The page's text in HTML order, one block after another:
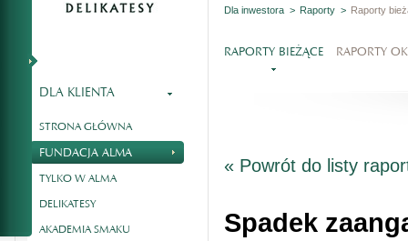
DLA KLIENTA
STRONA GŁÓWNA
FUNDACJA ALMA
TYLKO W ALMA
DELIKATESY
AKADEMIA SMAKU
Dla inwestora > Raporty > Raporty
RAPORTY BIEŻĄCE RAPORTY
« Powrót do listy
Spadek